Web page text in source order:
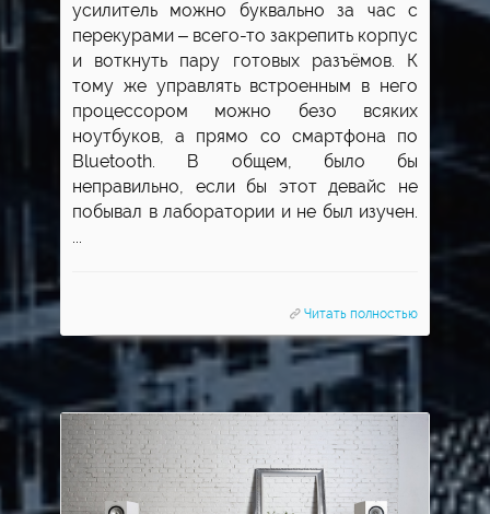
усилитель можно буквально за час с
перекурами – всего-то закрепить корпус
и воткнуть пару готовых разъёмов. К
тому же управлять встроенным в него
процессором можно безо всяких
ноутбуков, а прямо со смартфона по
Bluetooth. В общем, было бы
неправильно, если бы этот девайс не
побывал в лаборатории и не был изучен.
...
Читать полностью